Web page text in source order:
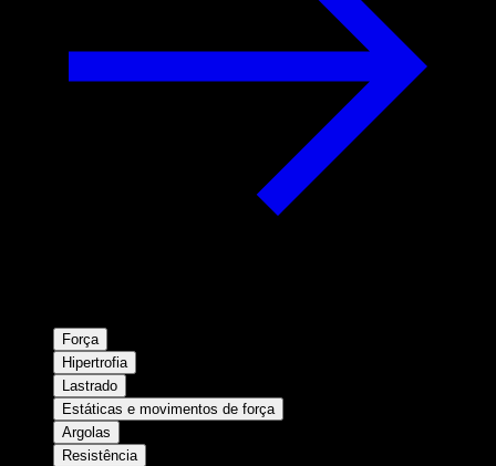
Força
Hipertrofia
Lastrado
Estáticas e movimentos de força
Argolas
Resistência